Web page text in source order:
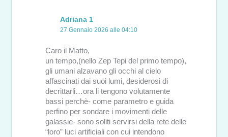
Adriana 1
27 Gennaio 2026 alle 04:10
Caro il Matto,
un tempo,(nello Zep Tepi del primo tempo),
gli umani alzavano gli occhi al cielo
affascinati dai suoi lumi, desiderosi di
decrittarli…ora li tengono volutamente
bassi perchè- come parametro e guida
perfino per sondare i movimenti delle
galassie- sono soliti servirsi della rete delle
“loro” luci artificiali con cui intendono